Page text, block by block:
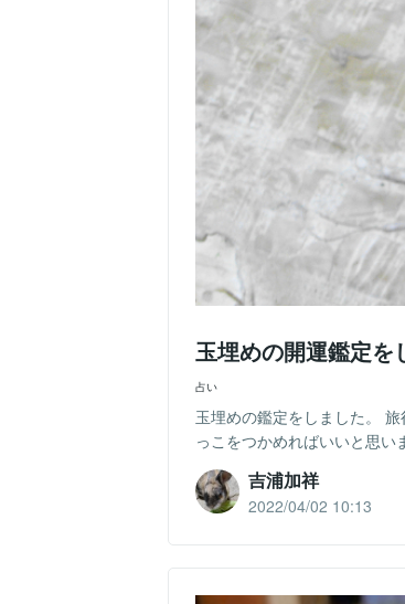
玉埋めの開運鑑定を
占い
玉埋めの鑑定をしました。
っこをつかめればいいと思
吉浦加祥
2022/04/02 10:13